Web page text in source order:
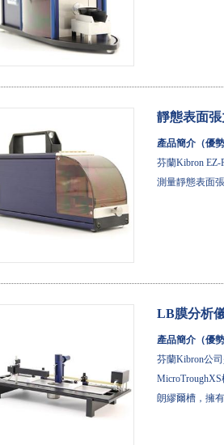
靜態表面
產品簡介（優
芬蘭Kibron
測量靜態表面
LB膜分析
產品簡介（優
芬蘭Kibron公
朗繆爾槽，擁